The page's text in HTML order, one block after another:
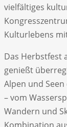
vielfältiges
Kulturlebens
Das Herbstfest
genießt
Alpen und
– vom
Wandern und